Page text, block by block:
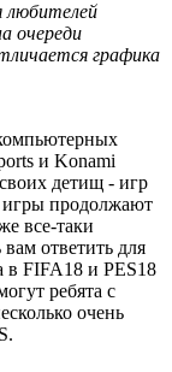
любителей
очереди
графика
и Konami
детищ - игр
игры продолжают
все-таки
ответить для
в FIFA18 и PES18
ребята с
очень